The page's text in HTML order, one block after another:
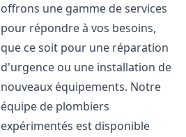
offrons une gamme de services
pour répondre à vos besoins,
que ce soit pour une réparation
d'urgence ou une installation de
nouveaux équipements. Notre
équipe de plombiers
expérimentés est disponible